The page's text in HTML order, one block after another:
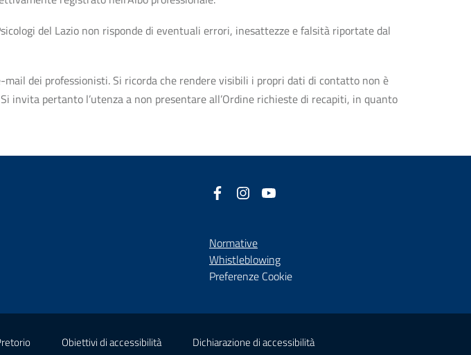
del Lazio non risponde di eventuali errori, inesattezze e falsità riportate dal
dei professionisti. Si ricorda che rendere visibili i propri dati di contatto non è
invita pertanto l’utenza a non presentare all’Ordine richieste di recapiti, in quanto
Facebook
(nuova scheda - new tab)
Instagram
(nuova scheda - new tab)
Normative
Whistleblowing(nuova scheda - new tab)
Preferenze Cookie
- new tab)(nuova scheda - new tab)
Obiettivi di accessibilità(nuova scheda - new tab)
Dichiarazione di accessibilità(nuova scheda - new tab)